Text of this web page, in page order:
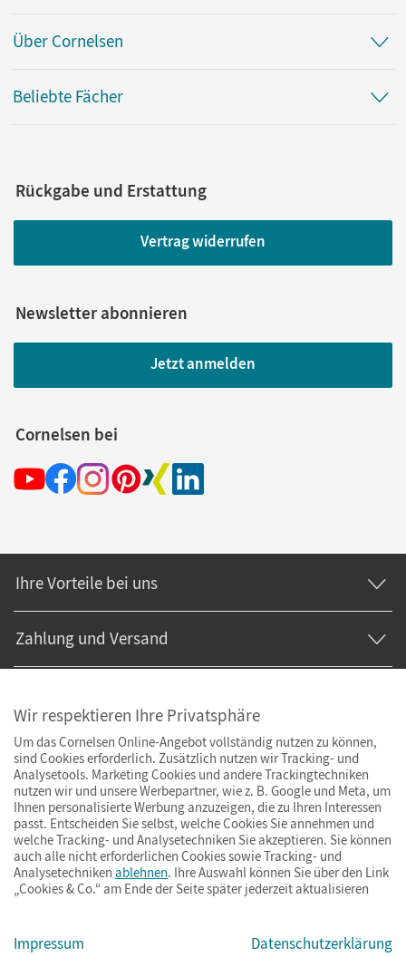
Über Cornelsen
Beliebte Fächer
Rückgabe und Erstattung
Vertrag widerrufen
Newsletter abonnieren
Jetzt anmelden
Cornelsen bei
Ihre Vorteile bei uns
Zahlung und Versand
© Cornelsen Verlag 2026
ImpressumAGBDatenschutzBarrierefreiheitCookies & Co.
Wir respektieren Ihre Privatsphäre
Um das Cornelsen Online-Angebot vollständig nutzen zu können,
sind Cookies erforderlich. Zusätzlich nutzen wir Tracking- und
Analysetools. Marketing Cookies und andere Trackingtechniken
nutzen wir und unsere Werbepartner, wie z. B. Google und Meta, um
Ihnen personalisierte Werbung anzuzeigen, die zu Ihren Interessen
passt. Entscheiden Sie selbst, welche Cookies Sie annehmen und
welche Tracking- und Analysetechniken Sie akzeptieren. Sie können
auch alle nicht erforderlichen Cookies sowie Tracking- und
Analysetechniken ablehnen. Ihre Auswahl können Sie über den Link
„Cookies & Co.“ am Ende der Seite später jederzeit aktualisieren
Impressum Datenschutzerklärung